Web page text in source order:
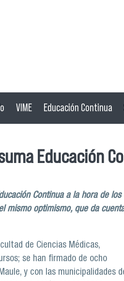
VIME Educación Continua
Educación
Continua a la hora de los
mismo optimismo, que da
de Ciencias Médicas,
se han firmado de ocho
y con las municipalidades